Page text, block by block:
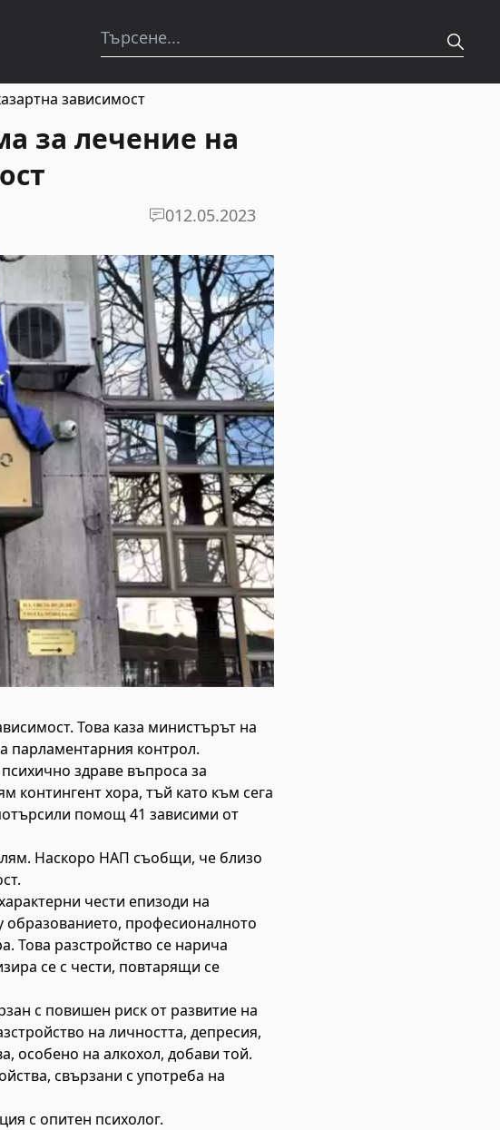
зависимост
за лечение на
012.05.2023
Това каза министърът на
парламентарния контрол.
здраве въпроса за
контингент хора, тъй като към сега
помощ 41 зависими от
Наскоро НАП съобщи, че близо
чести епизоди на
образованието, професионалното
Това разстройство се нарича
се с чести, повтарящи се
с повишен риск от развитие на
на личността, депресия,
особено на алкохол, добави той.
свързани с употреба на
с опитен психолог.